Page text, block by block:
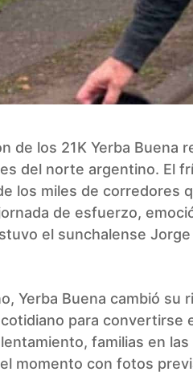
de los 21K Yerba Buena
del norte argentino. El
los miles de corredores
de esfuerzo,
el sunchalense
Yerba Buena cambió su
para
familias en
momento con fotos